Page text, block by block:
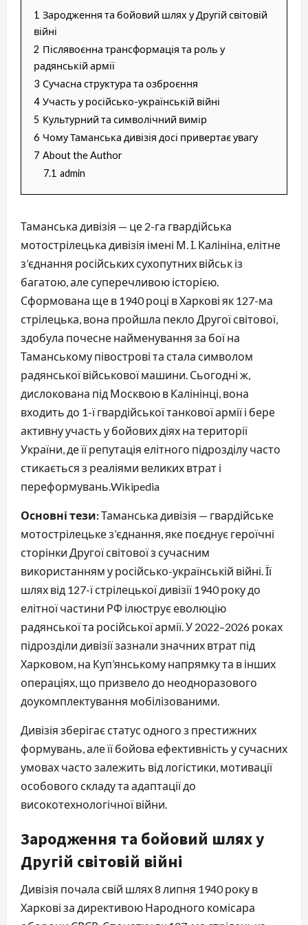
1 Зародження та бойовий шлях у Другій світовій
війні
2 Післявоєнна трансформація та роль у
радянській армії
3 Сучасна структура та озброєння
4 Участь у російсько-українській війні
5 Культурний та символічний вимір
6 Чому Таманська дивізія досі привертає увагу
7 About the Author
7.1 admin
Таманська дивізія — це 2-га гвардійська
мотострілецька дивізія імені М. І. Калініна, елітне
з’єднання російських сухопутних військ із
багатою, але суперечливою історією.
Сформована ще в 1940 році в Харкові як 127-ма
стрілецька, вона пройшла пекло Другої світової,
здобула почесне найменування за бої на
Таманському півострові та стала символом
радянської військової машини. Сьогодні ж,
дислокована під Москвою в Калінінці, вона
входить до 1-ї гвардійської танкової армії і бере
активну участь у бойових діях на території
України, де її репутація елітного підрозділу часто
стикається з реаліями великих втрат і
переформувань.⁠Wikipedia
Основні тези:Таманська дивізія — гвардійське
мотострілецьке з’єднання, яке поєднує героїчні
сторінки Другої світової з сучасним
використанням у російсько-українській війні. Її
шлях від 127-ї стрілецької дивізії 1940 року до
елітної частини РФ ілюструє еволюцію
радянської та російської армії. У 2022–2026 роках
підрозділи дивізії зазнали значних втрат під
Харковом, на Куп’янському напрямку та в інших
операціях, що призвело до неодноразового
доукомплектування мобілізованими.
Дивізія зберігає статус одного з престижних
формувань, але її бойова ефективність у сучасних
умовах часто залежить від логістики, мотивації
особового складу та адаптації до
високотехнологічної війни.
Зародження та бойовий шлях у
Другій світовій війні
Дивізія почала свій шлях 8 липня 1940 року в
Харкові за директивою Народного комісара